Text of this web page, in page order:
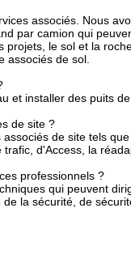
associés. Nous
par camion qui
le sol et la
associés de sol.
et installer des puits
de site ?
de site tels
d'Access, la
professionnels ?
qui peuvent
la sécurité, de